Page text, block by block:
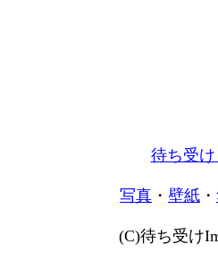
待ち受け
写真 ・ 壁紙 ・
(C)待ち受け